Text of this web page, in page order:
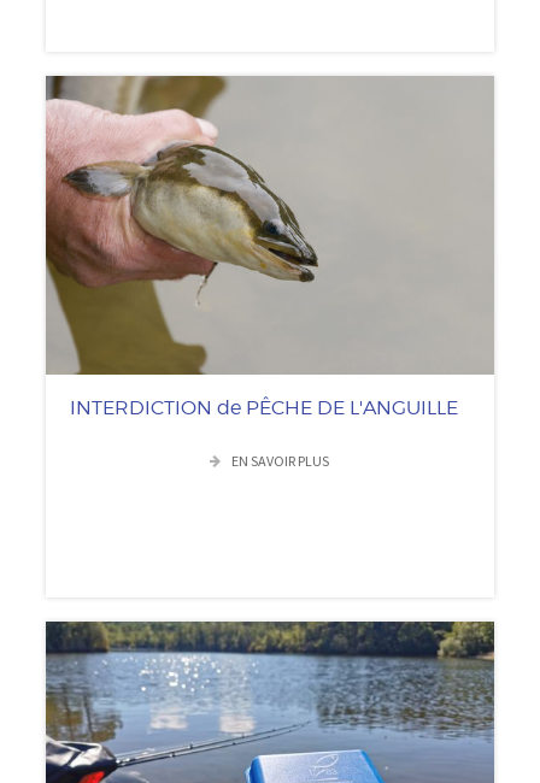
INTERDICTION de PÊCHE DE L'ANGUILLE
EN SAVOIR PLUS